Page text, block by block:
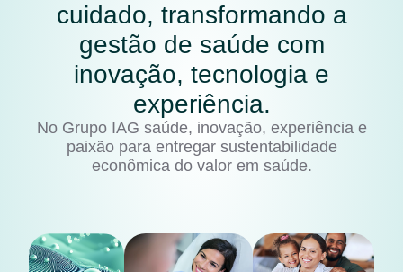
cuidado, transformando a
gestão de saúde com
inovação, tecnologia e
experiência.
No Grupo IAG saúde, inovação, experiência e
paixão para entregar sustentabilidade
econômica do valor em saúde.